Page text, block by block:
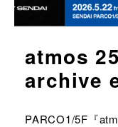
atmos
archive
URLをコピーする
PARCO1/5F『